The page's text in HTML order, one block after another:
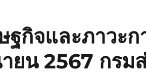
ฐกิจและภาวะก
ยน 2567 กรม